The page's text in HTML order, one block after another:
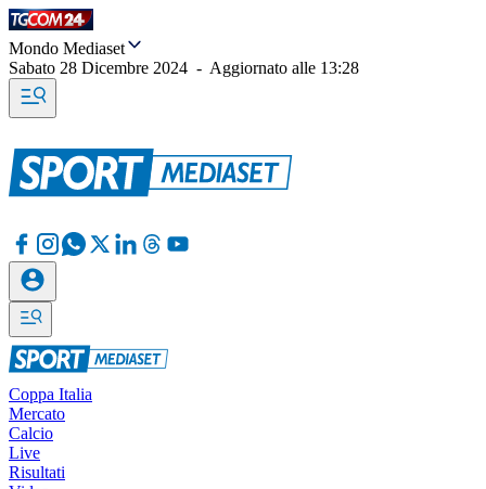
Mondo Mediaset
Sabato 28 Dicembre 2024 - Aggiornato alle 13:28
Coppa Italia
Mercato
Calcio
Live
Risultati